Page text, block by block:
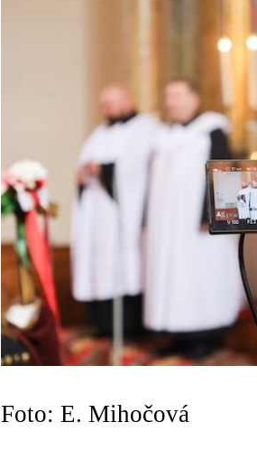
Foto: E. Mihočová